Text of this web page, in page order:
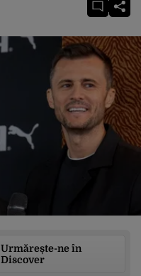
Urmărește-ne în
Discover